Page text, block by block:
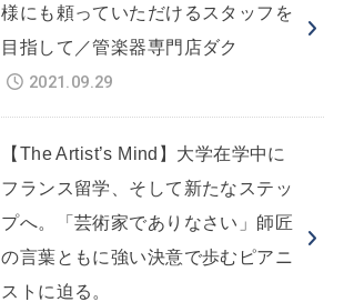
様にも頼っていただけるスタッフを
目指して／管楽器専門店ダク
2021.09.29
【The Artist’s Mind】大学在学中に
フランス留学、そして新たなステッ
プへ。「芸術家でありなさい」師匠
の言葉ともに強い決意で歩むピアニ
ストに迫る。